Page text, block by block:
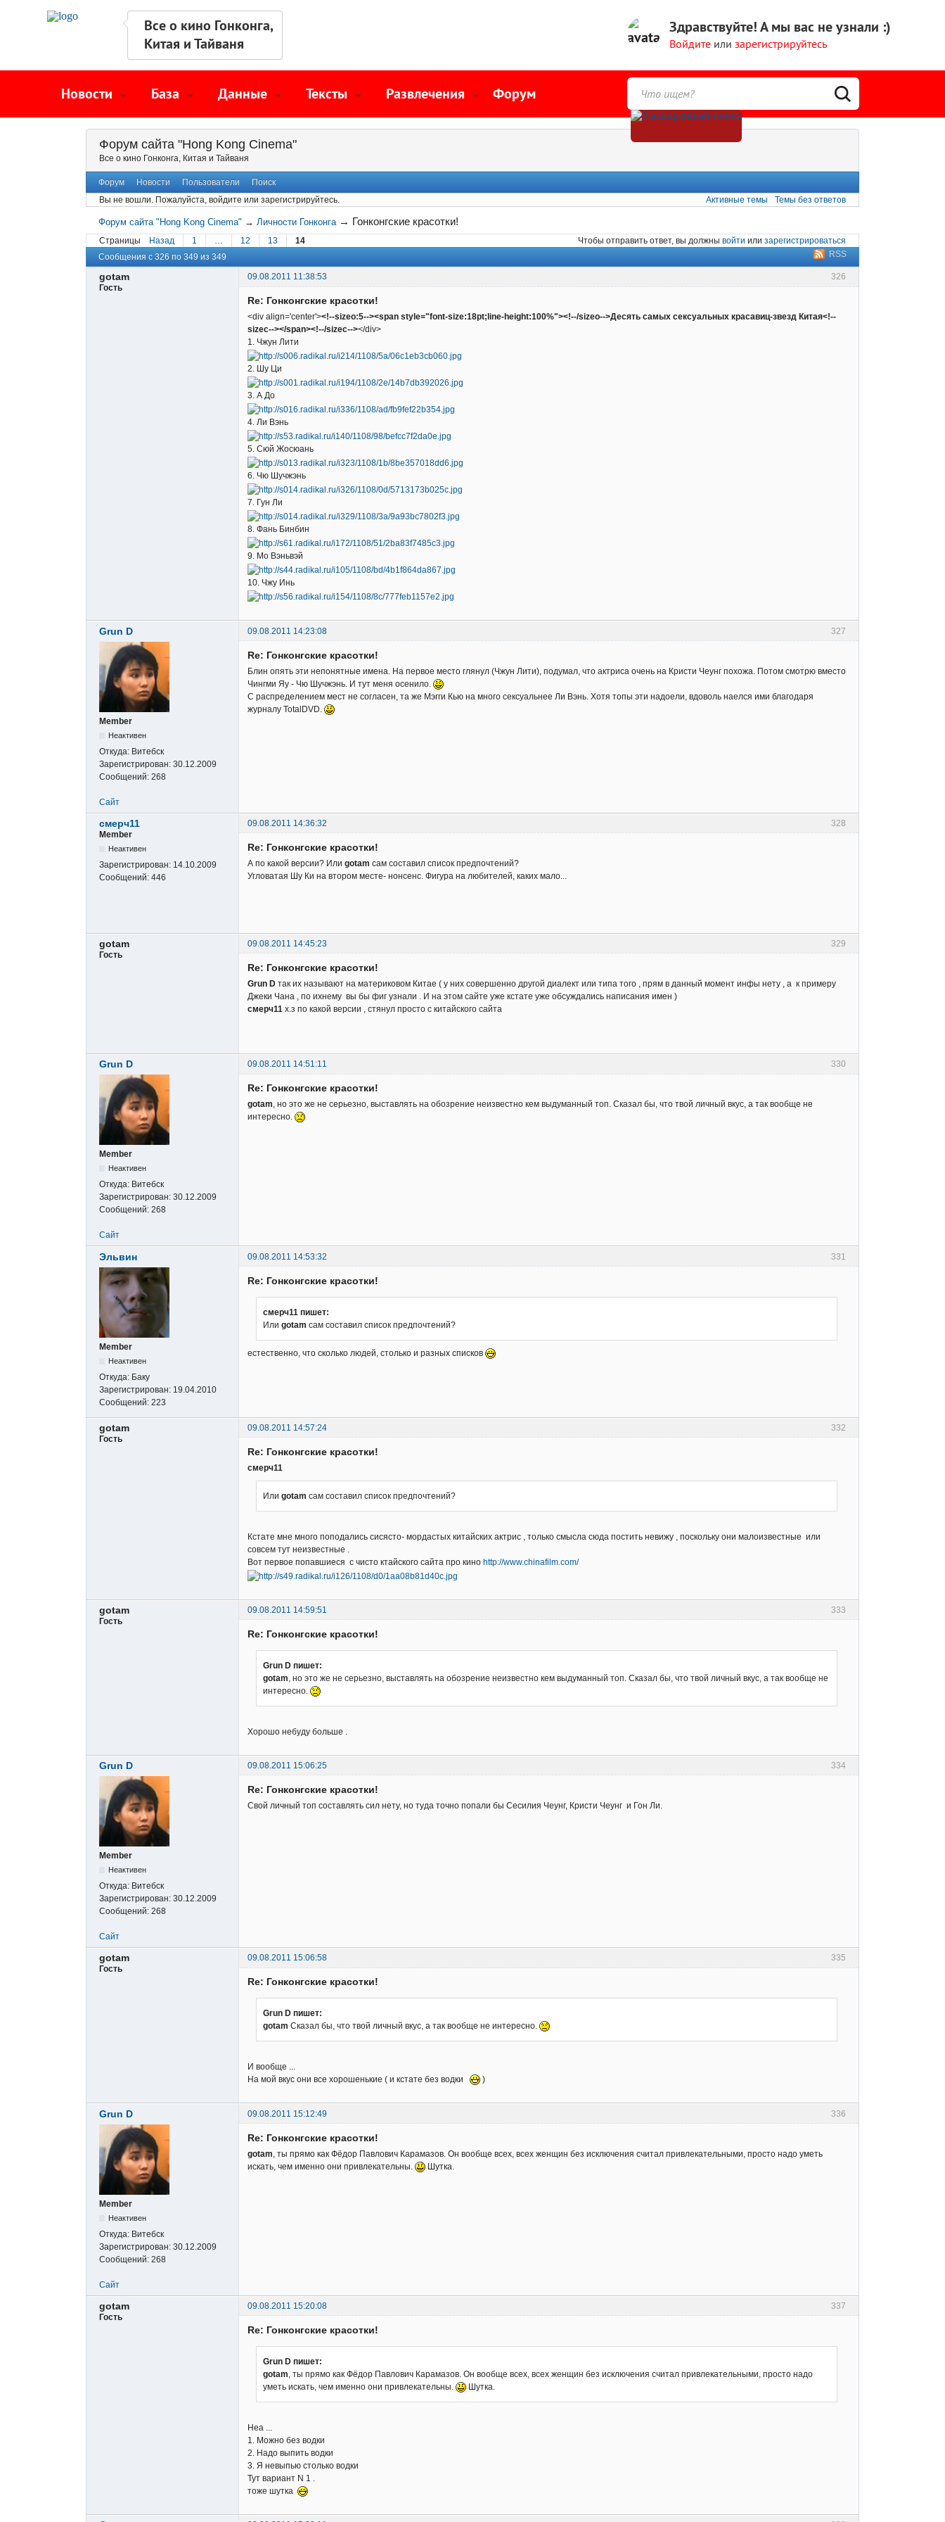
Все о кино Гонконга,
Китая и Тайваня
Здравствуйте!А мы вас не узнали :)
Войдите или зарегистрируйтесь
Новости База Данные Тексты Развлечения Форум
Форум сайта "Hong Kong Cinema"
Все о кино Гонконга, Китая и Тайваня
Форум Новости Пользователи
Поиск
Вы не вошли. Пожалуйста, войдите или зарегистрируйтесь. Активные темы Темы без ответов
Форум сайта "Hong Kong Cinema" →Личности Гонконга → Гонконгские красотки!
Страницы Назад 1 … 12 13 14 Чтобы отправить ответ, вы должны войти или зарегистрироваться
RSS
Сообщения с 326 по 349 из 349
326
gotam
09.08.2011 11:38:53
Гость
Re: Гонконгские красотки!
<div align='center'><!--sizeo:5--><span style="font-size:18pt;line-height:100%"><!--/sizeo-->Десять самых сексуальных красавиц-звезд Китая<!--
sizec--></span><!--/sizec--></div>
1. Чжун Лити
2. Шу Ци
3. А До
4. Ли Вэнь
5. Сюй Жосюань
6. Чю Шучжэнь
7. Гун Ли
8. Фань Бинбин
9. Мо Вэньвэй
10. Чжу Инь
327
Grun D 09.08.2011 14:23:08
Member
Неактивен
Откуда: Витебск
Зарегистрирован: 30.12.2009
Сообщений: 268
Re: Гонконгские красотки!
Блин опять эти непонятные имена. На первое место глянул (Чжун Лити), подумал, что актриса очень на Кристи Чеунг похожа. Потом смотрю вместо
Чингми Яу - Чю Шучжэнь. И тут меня осенило.
С распределением мест не согласен, та же Мэгги Кью на много сексуальнее Ли Вэнь. Хотя топы эти надоели, вдоволь наелся ими благодаря
журналу TotalDVD.
Сайт
328
смерч11
09.08.2011 14:36:32
Member
Неактивен
Зарегистрирован: 14.10.2009
Сообщений: 446
Re: Гонконгские красотки!
А по какой версии? Или gotam сам составил список предпочтений?
Угловатая Шу Ки на втором месте- нонсенс. Фигура на любителей, каких мало...
329
gotam
09.08.2011 14:45:23
Гость
Re: Гонконгские красотки!
Grun D так их называют на материковом Китае ( у них совершенно другой диалект или типа того , прям в данный момент инфы нету , а к примеру
Джеки Чана , по ихнему вы бы фиг узнали . И на этом сайте уже кстате уже обсуждались написания имен )
смерч11 х.з по какой версии , стянул просто с китайского сайта
330
Grun D 09.08.2011 14:51:11
Member
Неактивен
Откуда: Витебск
Зарегистрирован: 30.12.2009
Сообщений: 268
Re: Гонконгские красотки!
gotam, но это же не серьезно, выставлять на обозрение неизвестно кем выдуманный топ. Сказал бы, что твой личный вкус, а так вообще не
интересно.
Сайт
331
Эльвин 09.08.2011 14:53:32
Member
Неактивен
Откуда: Баку
Зарегистрирован: 19.04.2010
Сообщений: 223
Re: Гонконгские красотки!
смерч11 пишет:
Или gotam сам составил список предпочтений?
естественно, что сколько людей, столько и разных списков
332
gotam
09.08.2011 14:57:24
Гость
Re: Гонконгские красотки!
смерч11
Или gotam сам составил список предпочтений?
Кстате мне много поподались сисясто- мордастых китайских актрис , только смысла сюда постить невижу , поскольку они малоизвестные или
совсем тут неизвестные .
Вот первое попавшиеся с чисто ктайского сайта про кино http://www.chinafilm.com/
333
gotam
09.08.2011 14:59:51
Гость
Re: Гонконгские красотки!
Grun D пишет:
gotam, но это же не серьезно, выставлять на обозрение неизвестно кем выдуманный топ. Сказал бы, что твой личный вкус, а так вообще не
интересно.
Хорошо небуду больше .
334
Grun D 09.08.2011 15:06:25
Member
Неактивен
Откуда: Витебск
Зарегистрирован: 30.12.2009
Сообщений: 268
Re: Гонконгские красотки!
Свой личный топ составлять сил нету, но туда точно попали бы Сесилия Чеунг, Кристи Чеунг и Гон Ли.
Сайт
335
gotam
09.08.2011 15:06:58
Гость
Re: Гонконгские красотки!
Grun D пишет:
gotam Сказал бы, что твой личный вкус, а так вообще не интересно.
И вообще ...
На мой вкус они все хорошенькие ( и кстате без водки
)
336
Grun D 09.08.2011 15:12:49
Member
Неактивен
Откуда: Витебск
Зарегистрирован: 30.12.2009
Сообщений: 268
Re: Гонконгские красотки!
gotam , ты прямо как Фёдор Павлович Карамазов. Он вообще всех, всех женщин без исключения считал привлекательными, просто надо уметь
искать, чем именно они привлекательны.
Шутка.
Сайт
337
gotam
09.08.2011 15:20:08
Гость
Re: Гонконгские красотки!
Grun D пишет:
gotam, ты прямо как Фёдор Павлович Карамазов. Он вообще всех, всех женщин без исключения считал привлекательными, просто надо
уметь искать, чем именно они привлекательны.
Шутка.
Неа ...
1. Можно без водки
2. Надо выпить водки
3. Я невыпью столько водки
Тут вариант N 1 .
тоже шутка